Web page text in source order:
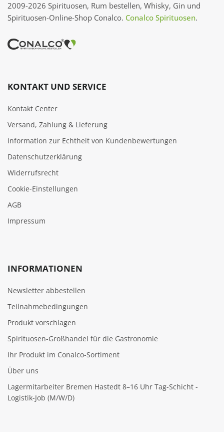
2009-2026 Spirituosen, Rum bestellen, Whisky, Gin und
Spirituosen-Online-Shop Conalco. Conalco Spirituosen.
KONTAKT UND SERVICE
Kontakt Center
Versand, Zahlung & Lieferung
Information zur Echtheit von Kundenbewertungen
Datenschutzerklärung
Widerrufsrecht
Cookie‑Einstellungen
AGB
Impressum
INFORMATIONEN
Newsletter abbestellen
Teilnahmebedingungen
Produkt vorschlagen
Spirituosen-Großhandel für die Gastronomie
Ihr Produkt im Conalco-Sortiment
Über uns
Lagermitarbeiter Bremen Hastedt 8–16 Uhr Tag-Schicht -
Logistik-Job (M/W/D)